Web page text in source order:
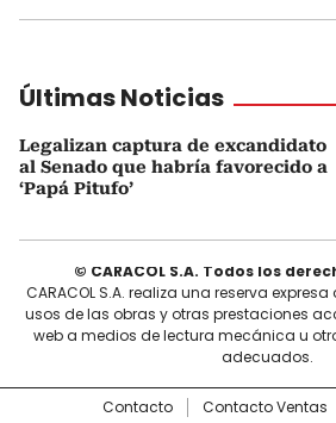
Últimas Noticias
Legalizan captura de excandidato
al Senado que habría favorecido a
‘Papá Pitufo’
© CARACOL S.A. Todos los
CARACOL S.A. realiza una reserva
usos de las obras y otras prestaciones
web a medios de lectura mecánica u
adecuados.
Contacto Contacto Ventas